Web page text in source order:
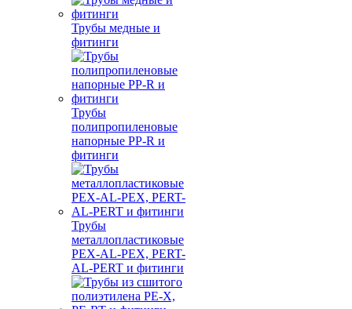
Трубы медные и
фитинги
Трубы
полипропиленовые
напорные PP-R и
фитинги
Трубы
металлопластиковые
PEX-AL-PEX, PERT-
AL-PERT и фитинги